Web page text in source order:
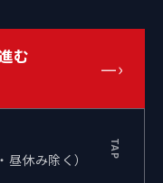
む —›
休み除く） TAP